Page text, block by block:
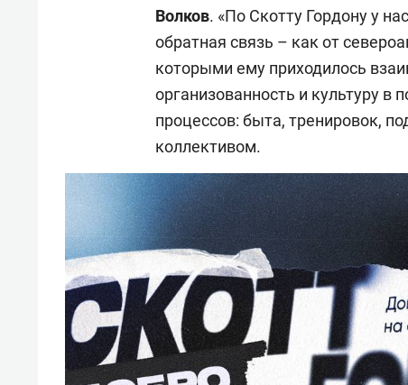
Волков. «По Скотту Гордону у
обратная связь – как от
которыми ему приходилось
организованность и культуру
процессов: быта, тренировок,
коллективом.